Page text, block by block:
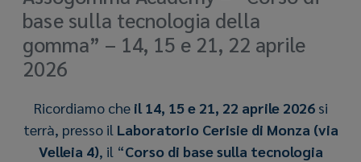
base sulla tecnologia della
gomma” – 14, 15 e 21, 22 aprile
2026
Ricordiamo che il 14, 15 e 21, 22 aprile 2026si
terrà, presso il Laboratorio Cerisie di Monza (via
Velleia 4), il “Corso di base sulla tecnologia